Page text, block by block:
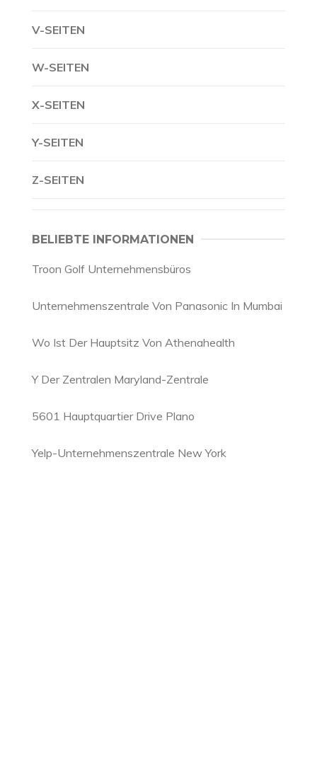
V-SEITEN
W-SEITEN
X-SEITEN
Y-SEITEN
Z-SEITEN
BELIEBTE INFORMATIONEN
Troon Golf Unternehmensbüros
Unternehmenszentrale Von Panasonic In Mumbai
Wo Ist Der Hauptsitz Von Athenahealth
Y Der Zentralen Maryland-Zentrale
5601 Hauptquartier Drive Plano
Yelp-Unternehmenszentrale New York